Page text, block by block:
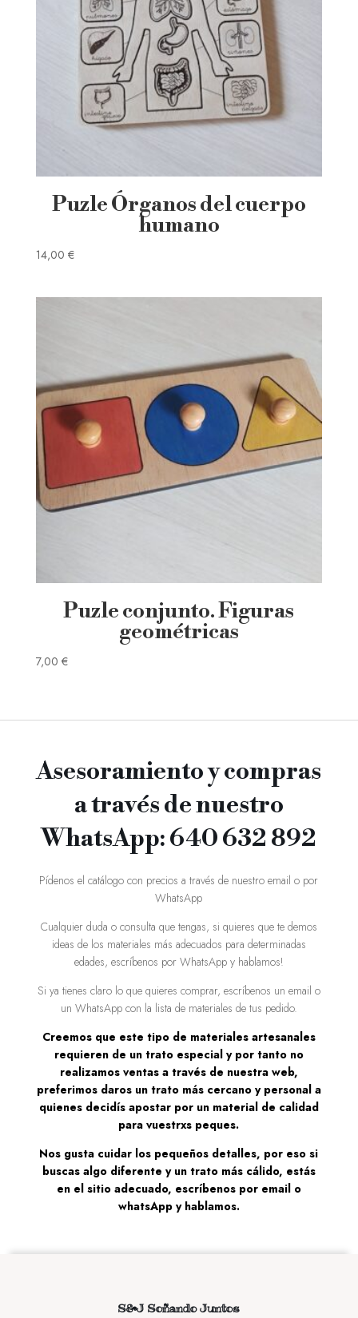
Puzle Órganos del cuerpo
humano
14,00 €
Puzle conjunto. Figuras
geométricas
7,00 €
Asesoramiento y compras
a través de nuestro
WhatsApp: 640 632 892
Pídenos el catálogo con precios a través de nuestro email o por
WhatsApp
Cualquier duda o consulta que tengas, si quieres que te demos
ideas de los materiales más adecuados para determinadas
edades, escríbenos por WhatsApp y hablamos!
Si ya tienes claro lo que quieres comprar, escríbenos un email o
un WhatsApp con la lista de materiales de tus pedido.
Creemos que este tipo de materiales artesanales
requieren de un trato especial y por tanto no
realizamos ventas a través de nuestra web,
preferimos daros un trato más cercano y personal a
quienes decidís apostar por un material de calidad
para vuestrxs peques.
Nos gusta cuidar los pequeños detalles, por eso si
buscas algo diferente y un trato más cálido, estás
en el sitio adecuado, escríbenos por email o
whatsApp y hablamos.
S&J Soñando Juntos